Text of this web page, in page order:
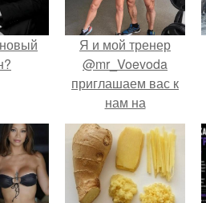
Я и мой тренер
@mr_Voevoda
приглашаем вас к
нам на
персональные
тренировки в
фитнес - центр
металлист?